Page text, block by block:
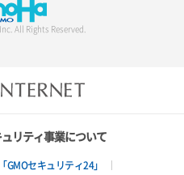
All Rights Reserved.
リティ事業について
セキュリティ24」